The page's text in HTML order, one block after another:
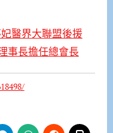
妃醫界大聯盟後援
事長擔任總會長